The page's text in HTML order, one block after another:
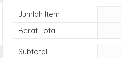
Jumlah Item
Berat Total
Subtotal